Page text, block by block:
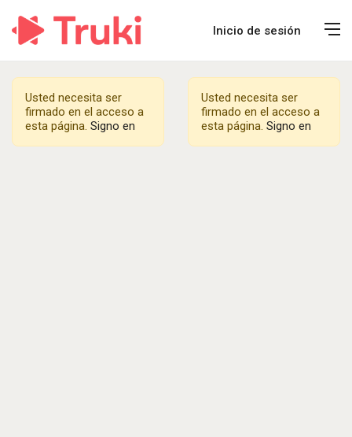
Inicio de sesión
Usted necesita ser
firmado en el acceso a
esta página. Signo en
Usted necesita ser
firmado en el acceso a
esta página. Signo en